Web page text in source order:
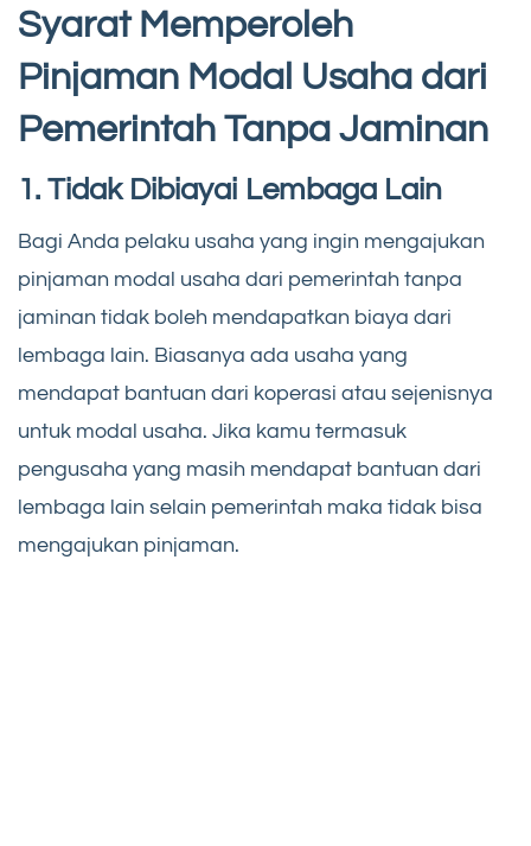
Syarat Memperoleh
Pinjaman Modal Usaha dari
Pemerintah Tanpa Jaminan
1. Tidak Dibiayai Lembaga Lain
Bagi Anda pelaku usaha yang ingin mengajukan
pinjaman modal usaha dari pemerintah tanpa
jaminan tidak boleh mendapatkan biaya dari
lembaga lain. Biasanya ada usaha yang
mendapat bantuan dari koperasi atau sejenisnya
untuk modal usaha. Jika kamu termasuk
pengusaha yang masih mendapat bantuan dari
lembaga lain selain pemerintah maka tidak bisa
mengajukan pinjaman.